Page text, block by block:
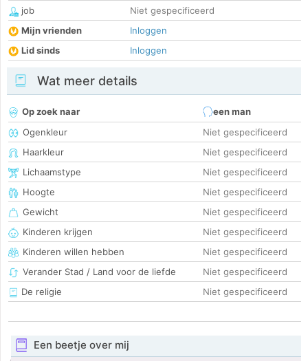
job
Niet gespecificeerd
Mijn vrienden
Inloggen
Lid sinds
Inloggen
Wat meer details
Op zoek naar
een man
Ogenkleur
Niet gespecificeerd
Haarkleur
Niet gespecificeerd
Lichaamstype
Niet gespecificeerd
Hoogte
Niet gespecificeerd
Gewicht
Niet gespecificeerd
Kinderen krijgen
Niet gespecificeerd
Kinderen willen hebben
Niet gespecificeerd
Verander Stad / Land voor de liefde
Niet gespecificeerd
De religie
Niet gespecificeerd
Een beetje over mij